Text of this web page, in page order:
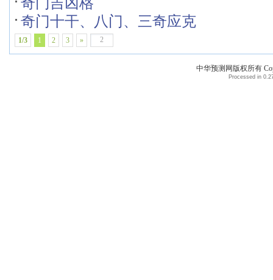
奇门十干、八门、三奇应克
1/3 1 2 3 »
中华预测网版权所有
Processed in